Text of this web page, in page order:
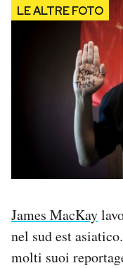
James MacKay
nel sud est
molti suoi